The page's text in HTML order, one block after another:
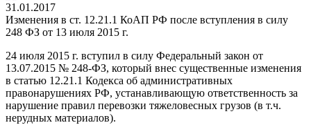
31.01.2017
Изменения в ст. 12.21.1 КоАП РФ после вступления в силу
248 ФЗ от 13 июля 2015 г.
24 июля 2015 г. вступил в силу Федеральный закон от
13.07.2015 № 248-ФЗ, который внес существенные изменения
в статью 12.21.1 Кодекса об административных
правонарушениях РФ, устанавливающую ответственность за
нарушение правил перевозки тяжеловесных грузов (в т.ч.
нерудных материалов).